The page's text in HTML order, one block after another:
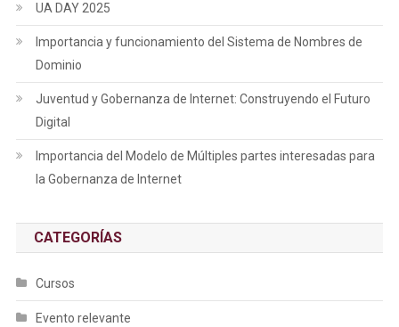
UA DAY 2025
Importancia y funcionamiento del Sistema de Nombres de
Dominio
Juventud y Gobernanza de Internet: Construyendo el Futuro
Digital
Importancia del Modelo de Múltiples partes interesadas para
la Gobernanza de Internet
CATEGORÍAS
Cursos
Evento relevante